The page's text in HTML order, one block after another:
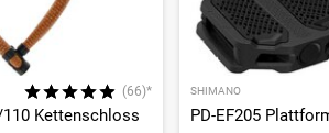
(66)*
Kettenschloss
SHIMANO
PD-EF205